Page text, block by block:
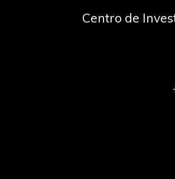
Centro de